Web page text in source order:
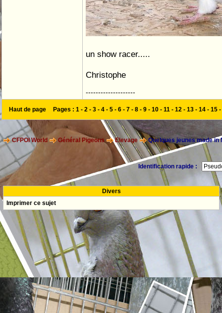
un show racer.....
Christophe
--------------------
Haut de page Pages : 1 - 2 - 3 - 4 - 5 - 6 - 7 - 8 - 9 - 10 - 11 - 12 - 13 - 14 - 15 -
CFPOI World Général Pigeons Elevage Quelques jeunes made in
Identification rapide :
Divers
Imprimer ce sujet